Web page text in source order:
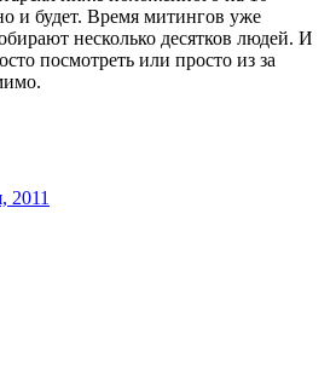
и будет. Время митингов уже
несколько десятков людей. И
посмотреть или просто из за
2011